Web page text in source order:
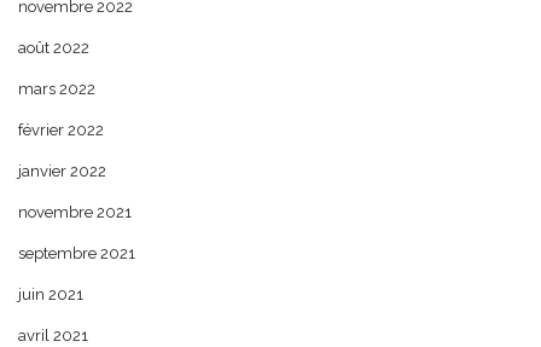
novembre 2022
août 2022
mars 2022
février 2022
janvier 2022
novembre 2021
septembre 2021
juin 2021
avril 2021